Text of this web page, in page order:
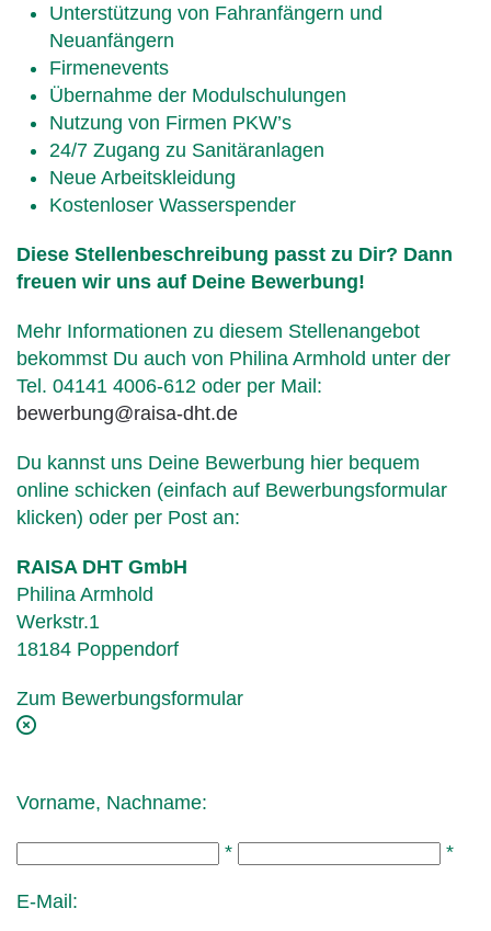
Unterstützung von Fahranfängern und
Neuanfängern
Firmenevents
Übernahme der Modulschulungen
Nutzung von Firmen PKW’s
24/7 Zugang zu Sanitäranlagen
Neue Arbeitskleidung
Kostenloser Wasserspender
Diese Stellenbeschreibung passt zu Dir? Dann
freuen wir uns auf Deine Bewerbung!
Mehr Informationen zu diesem Stellenangebot
bekommst Du auch von Philina Armhold unter der
Tel. 04141 4006-612 oder per Mail:
bewerbung@raisa-dht.de
Du kannst uns Deine Bewerbung hier bequem
online schicken (einfach auf Bewerbungsformular
klicken) oder per Post an:
RAISA DHT GmbH
Philina Armhold
Werkstr.1
18184 Poppendorf
Zum Bewerbungsformular
Vorname, Nachname:
* *
E-Mail: